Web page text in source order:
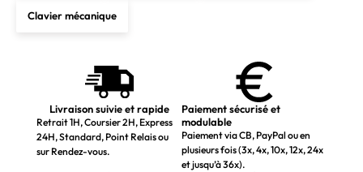
Clavier mécanique
Livraison suivie et rapide
Retrait 1H, Coursier 2H, Express
24H, Standard, Point Relais ou
sur Rendez-vous.
Paiement sécurisé et
modulable
Paiement via CB, PayPal ou en
plusieurs fois (3x, 4x, 10x, 12x, 24x
et jusqu’à 36x).